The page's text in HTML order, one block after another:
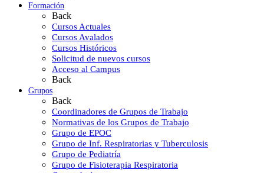
Formación
Back
Cursos Actuales
Cursos Avalados
Cursos Históricos
Solicitud de nuevos cursos
Acceso al Campus
Back
Grupos
Back
Coordinadores de Grupos de Trabajo
Normativas de los Grupos de Trabajo
Grupo de EPOC
Grupo de Inf. Respiratorias y Tuberculosis
Grupo de Pediatría
Grupo de Fisioterapia Respiratoria